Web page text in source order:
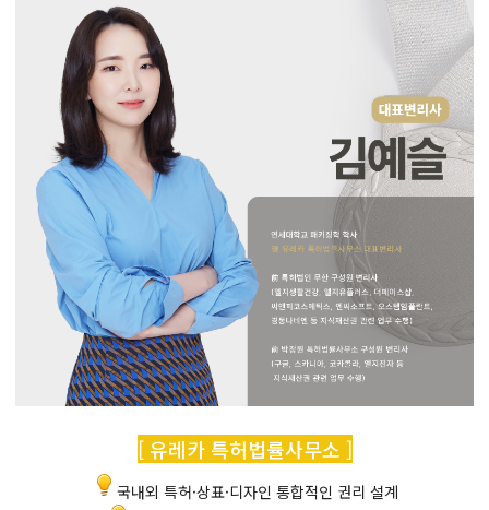
[ 유레카 특허법률사무소 ]
국내외 특허·상표·디자인 통합적인 권리 설계